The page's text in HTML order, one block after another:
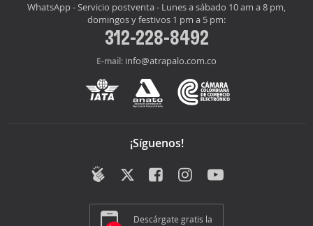
WhatsApp - Servicio postventa - Lunes a sábado 10 am a 8 pm,
domingos y festivos 1 pm a 5 pm:
312-228-8492
E-mail: info@atrapalo.com.co
¡Síguenos!
Descárgate gratis la